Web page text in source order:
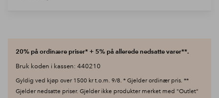
20% på ordinære priser* + 5% på allerede nedsatte varer**.
Bruk koden i kassen: 440210
Gyldig ved kjøp over 1500 kr t.o.m. 9/8. * Gjelder ordinær pris. **
Gjelder nedsatte priser. Gjelder ikke produkter merket med "Outlet"